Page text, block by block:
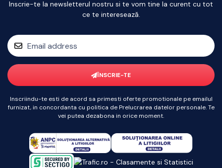
Inscrie-te la newsletterul nostru si te vom tine la curent cu tot
ce te interesează.
ÎNSCRIE-TE
Inscriindu-te esti de acord sa primesti oferte promotionale pe emailul
furnizat, in concordanta cu politica de Prelucrarea datelor personale. Te
vei putea dezabona in orice moment.